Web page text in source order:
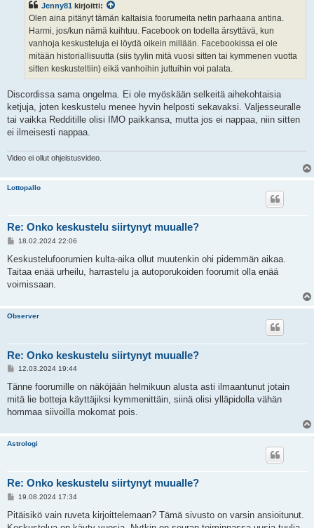
Jenny81 kirjoitti:
Olen aina pitänyt tämän kaltaisia foorumeita netin parhaana antina.
Harmi, jos/kun nämä kuihtuu. Facebook on todella ärsyttävä, kun
vanhoja keskusteluja ei löydä oikein millään. Facebookissa ei ole
mitään historiallisuutta (siis tyylin mitä vuosi sitten tai kymmenen vuotta
sitten keskusteltiin) eikä vanhoihin juttuihin voi palata.
Discordissa sama ongelma. Ei ole myöskään selkeitä aihekohtaisia
ketjuja, joten keskustelu menee hyvin helposti sekavaksi. Valjesseuralle
tai vaikka Redditille olisi IMO paikkansa, mutta jos ei nappaa, niin sitten
ei ilmeisesti nappaa.
Video ei ollut ohjeistusvideo.
Lottopallo
Re: Onko keskustelu siirtynyt muualle?
V
e
t
i
18.02.2024 22:06
Keskustelufoorumien kulta-aika ollut muutenkin ohi pidemmän aikaa.
Taitaa enää urheilu, harrastelu ja autoporukoiden foorumit olla enää
voimissaan.
Observer
Re: Onko keskustelu siirtynyt muualle?
V
e
t
i
12.03.2024 19:44
Tänne foorumille on näköjään helmikuun alusta asti ilmaantunut jotain
mitä lie botteja käyttäjiksi kymmenittäin, siinä olisi ylläpidolla vähän
hommaa siivoilla mokomat pois.
Astrologi
Re: Onko keskustelu siirtynyt muualle?
V
e
19.08.2024 17:34
Pitäisikö vain ruveta kirjoittelemaan? Tämä sivusto on varsin ansioitunut.